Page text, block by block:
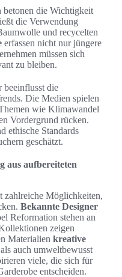
betonen die Wichtigkeit
die Verwendung
und recycelten
erfassen nicht nur jüngere
müssen sich
zu bleiben.
beeinflusst die
Die Medien spielen
wie Klimawandel
Vordergrund rücken.
ethische Standards
geschätzt.
aus aufbereiteten
zahlreiche Möglichkeiten,
Bekannte Designer
Reformation stehen an
zeigen
Materialien kreative
auch umweltbewusst
viele, die sich für
entscheiden.